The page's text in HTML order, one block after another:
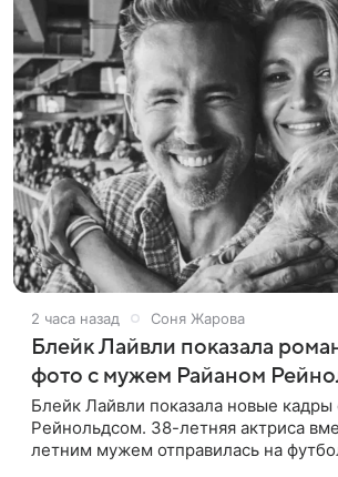
2 часа назад Соня Жарова
Блейк Лайвли показала
фото с мужем Райаном
Блейк Лайвли показала новые
Рейнольдсом. 38-летняя актриса
летним мужем отправилась на